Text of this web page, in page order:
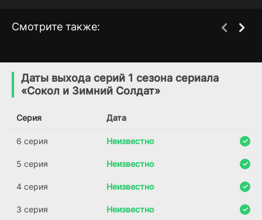
Смотрите также:
6.323 7
(2020)
Даты выхода серий 1 сезона сериала
«Сокол и Зимний Солдат»
Серия Дата
6 серия Неизвестно
5 серия Неизвестно
4 серия Неизвестно
3 серия Неизвестно